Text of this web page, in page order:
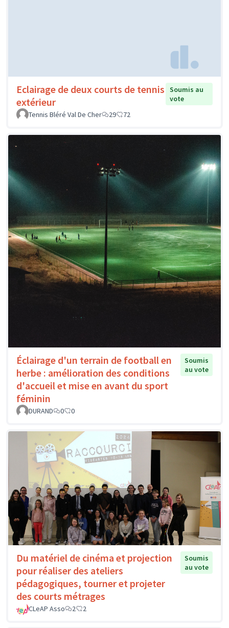
Eclairage de deux courts de tennis
extérieur
Soumis au
vote
Tennis Bléré Val De Cher
29 72
Éclairage d'un terrain de football en
herbe : amélioration des conditions
d'accueil et mise en avant du sport
féminin
Soumis
au vote
DURAND 0 0
Du matériel de cinéma et projection
pour réaliser des ateliers
pédagogiques, tourner et projeter
des courts métrages
Soumis
au vote
CLeAP Asso 2 2